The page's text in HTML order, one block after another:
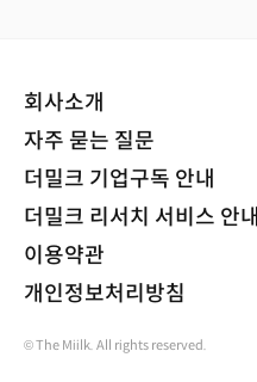
회사소개
자주 묻는 질문
더밀크 기업구독 안내
더밀크 리서치 서비스 안내
이용약관
개인정보처리방침
© The Miilk. All rights reserved.